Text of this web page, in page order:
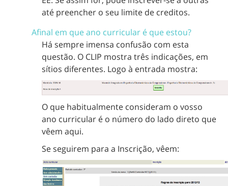
até preencher o seu limite de creditos.
Afinal em que ano curricular é que estou?
Há sempre imensa confusão com esta
questão. O CLIP mostra três indicações, em
sítios diferentes. Logo à entrada mostra:
O que habitualmente consideram o vosso
ano curricular é o número do lado direto que
vêem aqui.
Se seguirem para a Inscrição, vêem: